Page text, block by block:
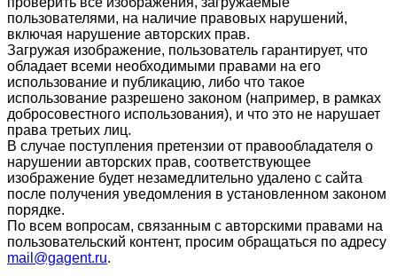
пользователями, на наличие правовых нарушений,
включая нарушение авторских прав.
Загружая изображение, пользователь гарантирует, что
обладает всеми необходимыми правами на его
использование и публикацию, либо что такое
использование разрешено законом (например, в рамках
добросовестного использования), и что это не нарушает
права третьих лиц.
В случае поступления претензии от правообладателя о
нарушении авторских прав, соответствующее
изображение будет незамедлительно удалено с сайта
после получения уведомления в установленном законом
порядке.
По всем вопросам, связанным с авторскими правами на
пользовательский контент, просим обращаться по адресу
mail@gagent.ru.